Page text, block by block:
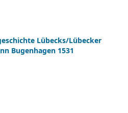
Lübecks/Lübecker
Bugenhagen 1531